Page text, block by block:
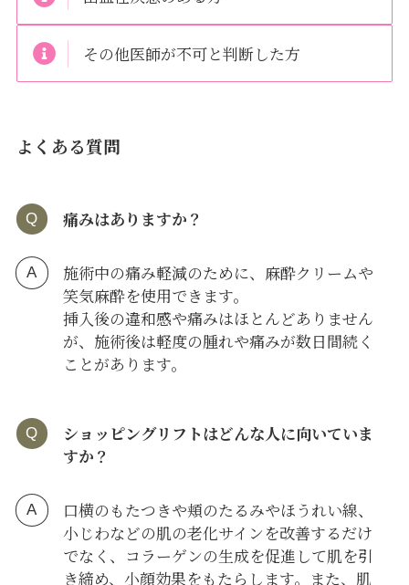
その他医師が不可と判断した方
よくある質問
痛みはありますか？
施術中の痛み軽減のために、麻酔クリームや
笑気麻酔を使用できます。
挿入後の違和感や痛みはほとんどありません
が、施術後は軽度の腫れや痛みが数日間続く
ことがあります。
ショッピングリフトはどんな人に向いていま
すか？
口横のもたつきや頬のたるみやほうれい線、
小じわなどの肌の老化サインを改善するだけ
でなく、コラーゲンの生成を促進して肌を引
き締め、小顔効果をもたらします。また、肌